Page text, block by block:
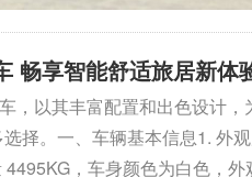
畅享智能舒适旅居新
，以其丰富配置和出色设计
择。一、车辆基本信息1. 外
，车身颜色为白色，